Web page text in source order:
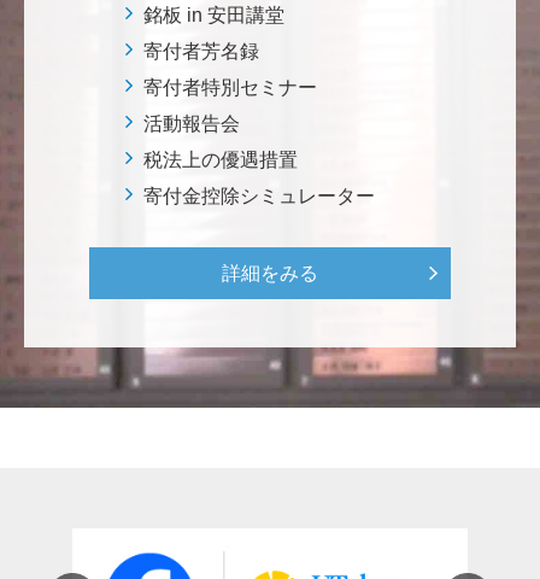
田畑 和樹
対校戦勝利、インカレ優勝目指して頑張ってくださ
い！ <漕艇部>
自身の高齢化とともに、障害のある方の苦労がよく理
いドアの自動ドア化あるいは開閉しやすい折り戸化」
をはじめとして、身近なことでやらなければならない
です。 <障害のある学生や研究者の活躍応援基金>
紺野 邦昭
銘板 in 安田講堂
寄付者芳名録
寄付者特別セミナー
活動報告会
税法上の優遇措置
寄付金控除シミュレーター
詳細をみる